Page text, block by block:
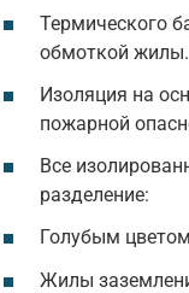
Термического
обмоткой жилы.
Изоляция на
пожарной
Все
разделение:
Голубым
Жилы